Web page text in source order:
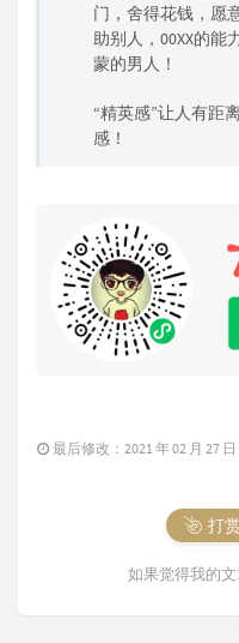
门，舍得花钱，愿
助别人，00XX的能
蒙的男人！
“精英感”让人有距
感！
最后修改：2021 年 02 月 27 日
打
如果觉得我的